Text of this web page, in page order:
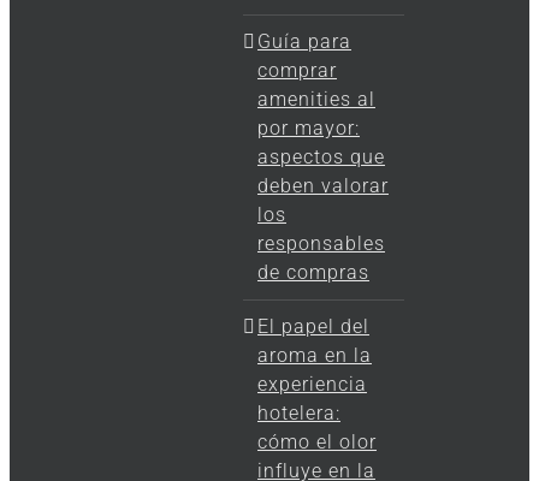
Guía para
comprar
amenities al
por mayor:
aspectos que
deben valorar
los
responsables
de compras
El papel del
aroma en la
experiencia
hotelera:
cómo el olor
influye en la